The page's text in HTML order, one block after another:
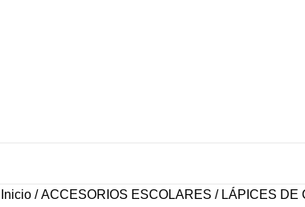
Inicio ACCESORIOS ESCOLARES LÁPICES DE